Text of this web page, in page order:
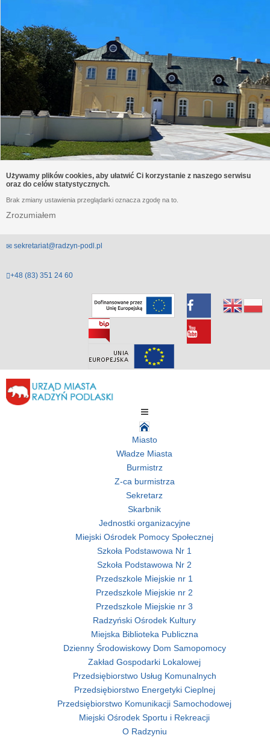
Używamy plików cookies, aby ułatwić Ci korzystanie z naszego serwisu
oraz do celów statystycznych.
Brak zmiany ustawienia przeglądarki oznacza zgodę na to.
Zrozumiałem
sekretariat@radzyn-podl.pl
+48 (83) 351 24 60
Miasto
Władze Miasta
Burmistrz
Z-ca burmistrza
Sekretarz
Skarbnik
Jednostki organizacyjne
Miejski Ośrodek Pomocy Społecznej
Szkoła Podstawowa Nr 1
Szkoła Podstawowa Nr 2
Przedszkole Miejskie nr 1
Przedszkole Miejskie nr 2
Przedszkole Miejskie nr 3
Radzyński Ośrodek Kultury
Miejska Biblioteka Publiczna
Dzienny Środowiskowy Dom Samopomocy
Zakład Gospodarki Lokalowej
Przedsiębiorstwo Usług Komunalnych
Przedsiębiorstwo Energetyki Cieplnej
Przedsiębiorstwo Komunikacji Samochodowej
Miejski Ośrodek Sportu i Rekreacji
O Radzyniu